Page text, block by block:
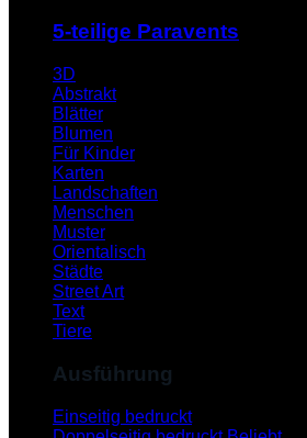
5-teilige Paravents
3D
Abstrakt
Blätter
Blumen
Für Kinder
Karten
Landschaften
Menschen
Muster
Orientalisch
Städte
Street Art
Text
Tiere
Ausführung
Einseitig bedruckt